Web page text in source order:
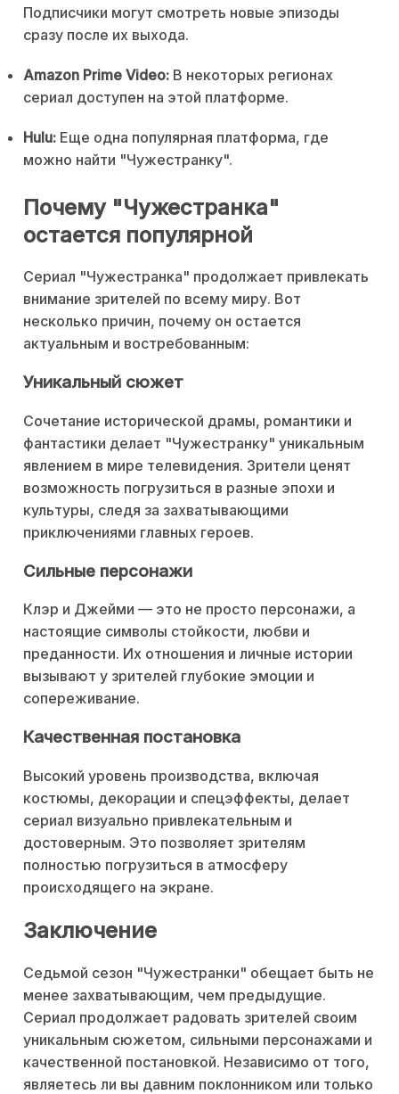
Подписчики могут смотреть новые эпизоды
сразу после их выхода.
Amazon Prime Video: В некоторых регионах
сериал доступен на этой платформе.
Hulu: Еще одна популярная платформа, где
можно найти "Чужестранку".
Почему "Чужестранка"
остается популярной
Сериал "Чужестранка" продолжает привлекать
внимание зрителей по всему миру. Вот
несколько причин, почему он остается
актуальным и востребованным:
Уникальный сюжет
Сочетание исторической драмы, романтики и
фантастики делает "Чужестранку" уникальным
явлением в мире телевидения. Зрители ценят
возможность погрузиться в разные эпохи и
культуры, следя за захватывающими
приключениями главных героев.
Сильные персонажи
Клэр и Джейми — это не просто персонажи, а
настоящие символы стойкости, любви и
преданности. Их отношения и личные истории
вызывают у зрителей глубокие эмоции и
сопереживание.
Качественная постановка
Высокий уровень производства, включая
костюмы, декорации и спецэффекты, делает
сериал визуально привлекательным и
достоверным. Это позволяет зрителям
полностью погрузиться в атмосферу
происходящего на экране.
Заключение
Седьмой сезон "Чужестранки" обещает быть не
менее захватывающим, чем предыдущие.
Сериал продолжает радовать зрителей своим
уникальным сюжетом, сильными персонажами и
качественной постановкой. Независимо от того,
являетесь ли вы давним поклонником или только